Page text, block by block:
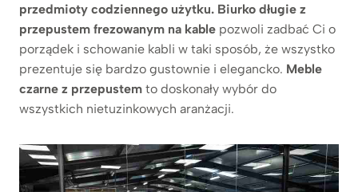
przedmioty codziennego użytku. Biurko długie z
przepustem frezowanym na kable pozwoli zadbać Ci o
porządek i schowanie kabli w taki sposób, że wszystko
prezentuje się bardzo gustownie i elegancko. Meble
czarne z przepustem to doskonały wybór do
wszystkich nietuzinkowych aranżacji.